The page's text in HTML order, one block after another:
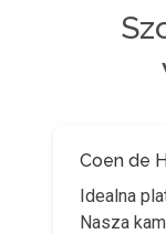
Coen de
Idealna
Nasza
Stijn Belt
Dobra
naszej